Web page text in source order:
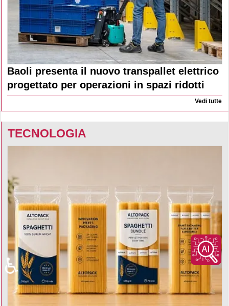
Baoli presenta il nuovo transpallet elettrico
progettato per operazioni in spazi ridotti
Vedi tutte
TECNOLOGIA